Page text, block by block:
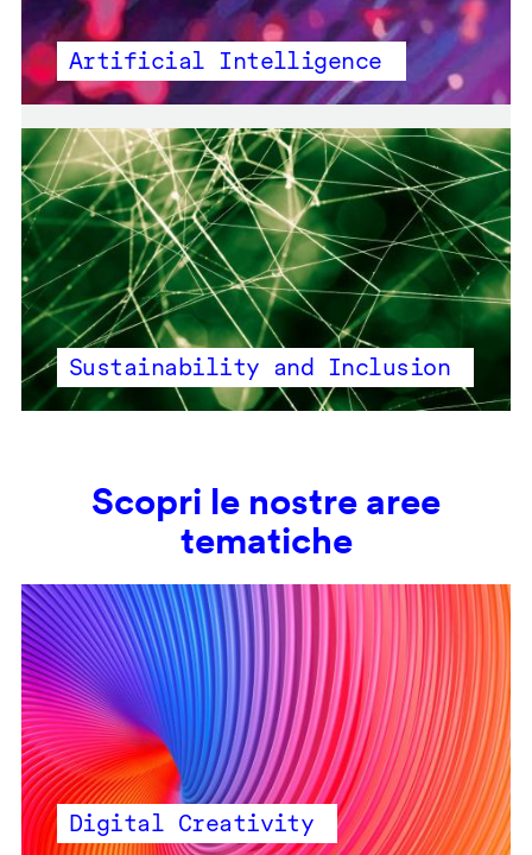
Artificial Intelligence
Sustainability and Inclusion
Scopri le nostre aree
tematiche
Digital Creativity